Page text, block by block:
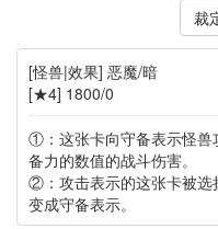
裁
[怪兽|效果] 恶魔/暗
[★4] 1800/0
①：这张卡向守备表示怪兽
备力的数值的战斗伤害。
②：攻击表示的这张卡被选
变成守备表示。